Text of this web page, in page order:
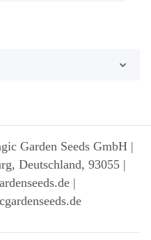
Garden Seeds GmbH |
Deutschland, 93055 |
|